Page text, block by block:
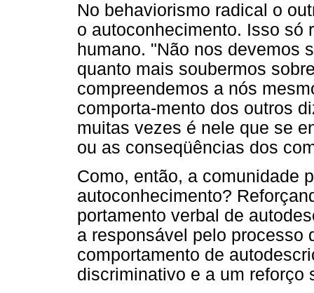
No behaviorismo radical o
o autoconhecimento. Isso só
humano. "Não nos devemos
quanto mais soubermos
compreendemos a nós
comporta-mento dos outros
muitas vezes é nele que se
ou as conseqüências dos
Como, então, a comunidade
autoconhecimento?
portamento verbal de
a responsável pelo processo
comportamento de
discriminativo e a um reforço